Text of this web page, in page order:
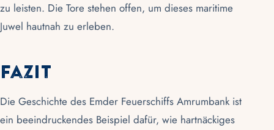
zu leisten. Die Tore stehen offen, um dieses maritime
Juwel hautnah zu erleben.
Fazit
Die Geschichte des Emder Feuerschiffs Amrumbank ist
ein beeindruckendes Beispiel dafür, wie hartnäckiges